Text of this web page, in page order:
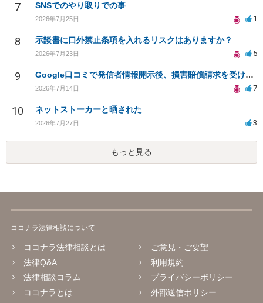
7 SNSでのやり取りでの事
2026年7月25日 1
8 示談書に口外禁止条項を入れるリスクはありますか？
2026年7月23日 5
9 Google口コミで発信者情報開示後、損害賠償請求を受けています。示談について相談です。
2026年7月14日 7
10 ネットストーカーと晒された
2026年7月27日 3
もっと見る
ココナラ法律相談について
ココナラ法律相談とは
法律Q&A
法律相談コラム
ココナラとは
ご意見・ご要望
利用規約
プライバシーポリシー
外部送信ポリシー